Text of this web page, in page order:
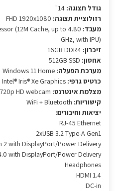
גודל תצוגה:
רזולוציית תצוגה:
מעבד: (12M Cache, up to 4.80
GHz, with IPU)
זיכרון:
אחסון:
מערכת הפעלה:
כרטיס גרפי:
מצלמת אינטרנט:
קישוריות:
יציאות וחיבורים:
RJ-45 Ethernet
2xUSB 3.2 Type-A Gen1
2 with DisplayPort/Power Delivery
with DisplayPort/Power Delivery
Headphones
HDMI 1.4
DC-in